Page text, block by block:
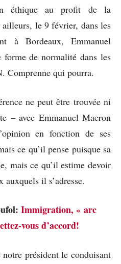
éthique au profit de la
le 9 février, dans les
à Bordeaux, Emmanuel
de normalité dans les
Comprenne qui pourra.
ne peut être trouvée ni
– avec Emmanuel Macron
en fonction de ses
ce qu’il pense puisque sa
mais ce qu’il estime devoir
il s’adresse.
Immigration, « arc
vous d’accord!
président le conduisant